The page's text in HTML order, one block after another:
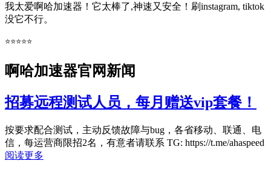
我太爱啊哈加速器！它太棒了,神速又安全！刷instagram, tiktok
没它不行。
⭐⭐⭐⭐⭐
啊哈加速器官网新闻
招募远程测试人员，每月赠送vip套餐！
按要求配合测试，主动反馈故障与bug，各省移动、联通、电
信，每运营商限招2名，有意者请联系 TG: https://t.me/ahaspeed
阅读更多